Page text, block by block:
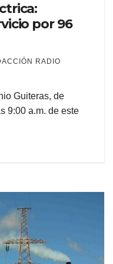
por 96
RADIO
Guiteras, de
9:00 a.m. de este